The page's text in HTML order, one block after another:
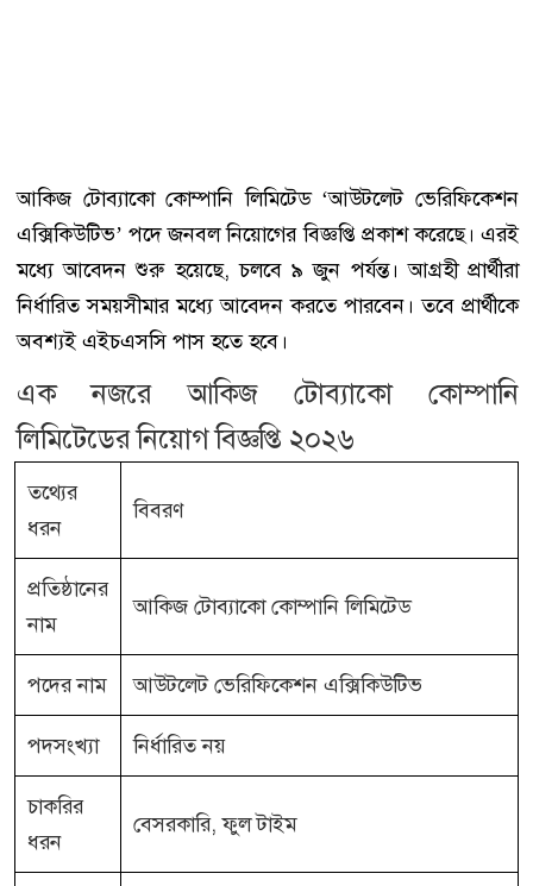
আকিজ টোব্যাকো কোম্পানি লিমিটেড ‘আউটলেট ভেরিফিকেশন
এক্সিকিউটিভ’ পদে জনবল নিয়োগের বিজ্ঞপ্তি প্রকাশ করেছে। এরই
মধ্যে আবেদন শুরু হয়েছে, চলবে ৯ জুন পর্যন্ত। আগ্রহী প্রার্থীরা
নির্ধারিত সময়সীমার মধ্যে আবেদন করতে পারবেন। তবে প্রার্থীকে
অবশ্যই এইচএসসি পাস হতে হবে।
এক নজরে আকিজ টোব্যাকো কোম্পানি
লিমিটেডের নিয়োগ বিজ্ঞপ্তি ২০২৬
তথ্যের
ধরন
বিবরণ
প্রতিষ্ঠানের
নাম
আকিজ টোব্যাকো কোম্পানি লিমিটেড
পদের নাম আউটলেট ভেরিফিকেশন এক্সিকিউটিভ
পদসংখ্যা নির্ধারিত নয়
চাকরির
ধরন
বেসরকারি, ফুল টাইম